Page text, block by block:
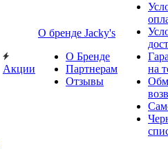
Акции
О бренде Jacky's
О Бренде
Партнерам
Отзывы
на